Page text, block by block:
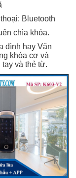
Bluetooth
chìa khóa.
đình hay Văn
khóa cơ và
và thẻ từ.